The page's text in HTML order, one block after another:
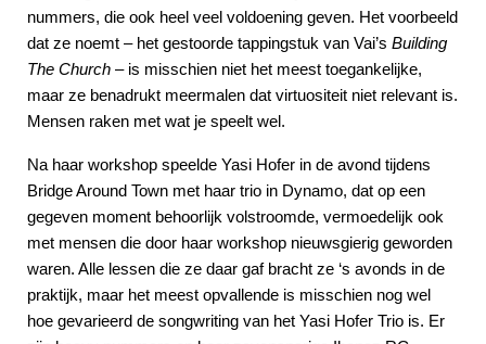
nummers, die ook heel veel voldoening geven. Het voorbeeld
dat ze noemt – het gestoorde tappingstuk van Vai’s Building
The Church – is misschien niet het meest toegankelijke,
maar ze benadrukt meermalen dat virtuositeit niet relevant is.
Mensen raken met wat je speelt wel.
Na haar workshop speelde Yasi Hofer in de avond tijdens
Bridge Around Town met haar trio in Dynamo, dat op een
gegeven moment behoorlijk volstroomde, vermoedelijk ook
met mensen die door haar workshop nieuwsgierig geworden
waren. Alle lessen die ze daar gaf bracht ze ‘s avonds in de
praktijk, maar het meest opvallende is misschien nog wel
hoe gevarieerd de songwriting van het Yasi Hofer Trio is. Er